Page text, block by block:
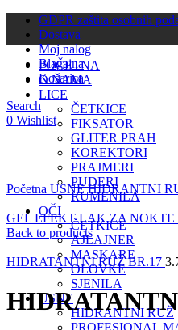
GDPR zaštita osobnih
Dostava
Moj nalog
Blagajna
Košarica
Search
0 Wishlist
POČETNA
O NAMA
LICE
ČETKICE
FIKSATOR
GLITER PRAH
KOREKTORI
PRAJMERI
PUDERI
RUMENILA
OČI
ČETKICE
AJLAJNER
MASKARE
OLOVKE
SJENILA
USNE
HIDRANTNI RUŽ
PROFESIONAL
Click to enlarge
Početna USNEHIDRANTNI
GEL EFEKT LAK ZA NOKTE
Back to products
HIDRATANTNI RUŽ BR.17